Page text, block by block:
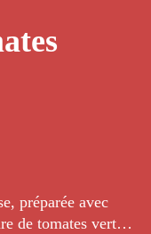
préparée avec
de tomates vertes